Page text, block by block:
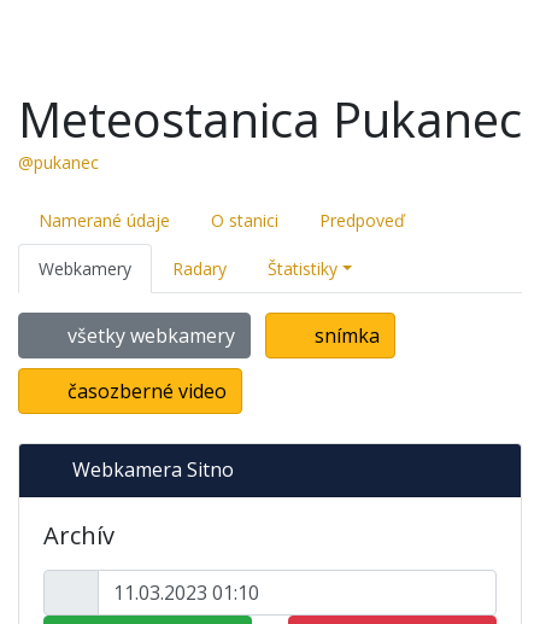
Meteostanica Pukanec
@pukanec
Namerané údaje O stanici Predpoveď
Webkamery Radary Štatistiky
všetky webkamery snímka
časozberné video
Webkamera Sitno
Archív